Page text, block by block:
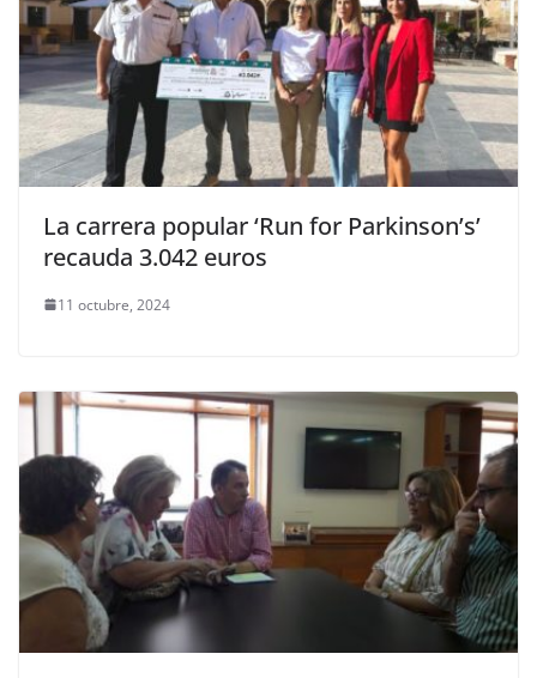
La carrera popular ‘Run for Parkinson’s’
recauda 3.042 euros
11 octubre, 2024